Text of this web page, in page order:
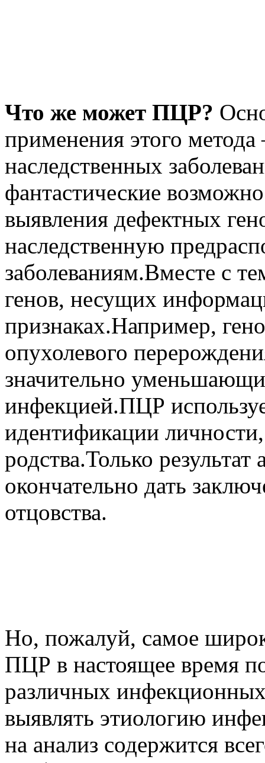
Что же может ПЦР?
применения этого
наследственных
фантастические
выявления дефектных
наследственную
заболеваниям.Вместе с
генов, несущих
признаках.Например,
опухолевого
значительно
инфекцией.ПЦР
идентификации
родства.Только
окончательно дать
отцовства.
Но, пожалуй, самое
ПЦР в настоящее время
различных
выявлять этиологию
на анализ содержится